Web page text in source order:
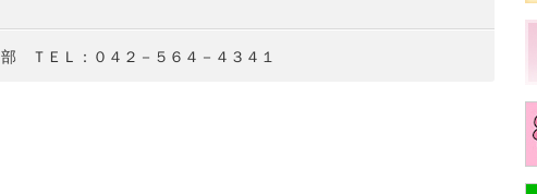
ＴＥＬ：０４２－５６４－４３４１